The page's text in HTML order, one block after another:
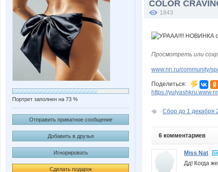
Портрет заполнен на 73 %
Отправить приватное сообщение
Добавить в друзья
Игнорировать
Сделать подарок
COLOR
1843
Просмотреть или
www.nn.ru/community/
Поделиться:
https://
Сбор до 1 декабря
6 комментариев
Miss Nat
Дд! Когда